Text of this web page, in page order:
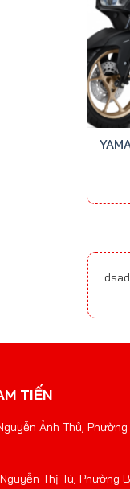
TIẾN
Ảnh Thủ,
Thị Tú, Phường